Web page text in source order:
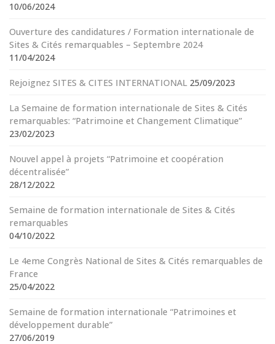
10/06/2024
Ouverture des candidatures / Formation internationale de
Sites & Cités remarquables – Septembre 2024
11/04/2024
Rejoignez SITES & CITES INTERNATIONAL 25/09/2023
La Semaine de formation internationale de Sites & Cités
remarquables: “Patrimoine et Changement Climatique”
23/02/2023
Nouvel appel à projets “Patrimoine et coopération
décentralisée”
28/12/2022
Semaine de formation internationale de Sites & Cités
remarquables
04/10/2022
Le 4eme Congrès National de Sites & Cités remarquables de
France
25/04/2022
Semaine de formation internationale “Patrimoines et
développement durable”
27/06/2019